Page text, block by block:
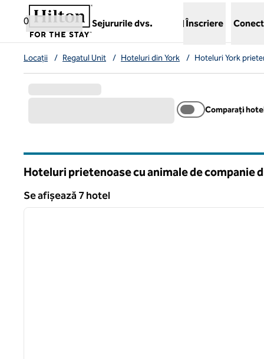
Salt la conținut
0
Sejururile dvs.
,deschide o filă nouă
Înscriere
Locații / Regatul Unit / Hoteluri din York / Hoteluri York
Comparați
Hoteluri prietenoase cu animale de companie
Se afișează 7 hotel
Se afișează 7 hotel
1 din 13